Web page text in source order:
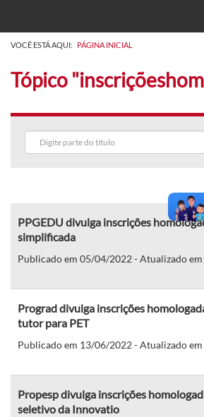
VOCÊ ESTÁ AQUI: PÁGINA INICIAL
Tópico
PPGEDU divulga inscrições
simplificada
Publicado em 05/04/2022 - Atualizado
Prograd divulga inscrições
tutor para PET
Publicado em 13/06/2022 - Atualizado
Propesp divulga inscrições
seletivo da Innovatio